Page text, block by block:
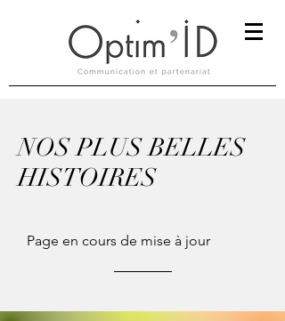
NOS PLUS BELLES
HISTOIRES
Page en cours de mise à jour